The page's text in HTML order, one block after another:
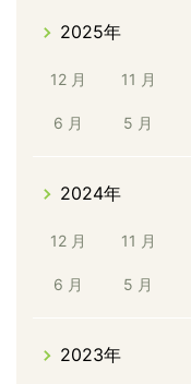
2025年
12 月 11 月
6 月 5 月
2024年
12 月 11 月
6 月 5 月
2023年